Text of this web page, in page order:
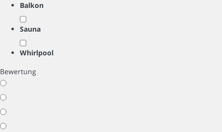
Balkon
Sauna
Whirlpool
Bewertung